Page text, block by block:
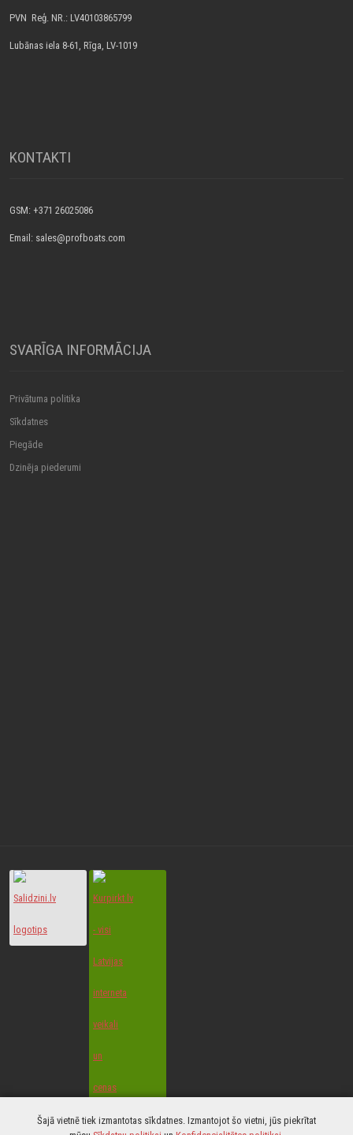
PVN Reģ. NR.: LV40103865799
Lubānas iela 8-61, Rīga, LV-1019
KONTAKTI
GSM: +371 26025086
Email: sales@profboats.com
SVARĪGA INFORMĀCIJA
Privātuma politika
Sīkdatnes
Piegāde
Dzinēja piederumi
Šajā vietnē tiek izmantotas sīkdatnes. Izmantojot šo vietni, jūs piekrītat